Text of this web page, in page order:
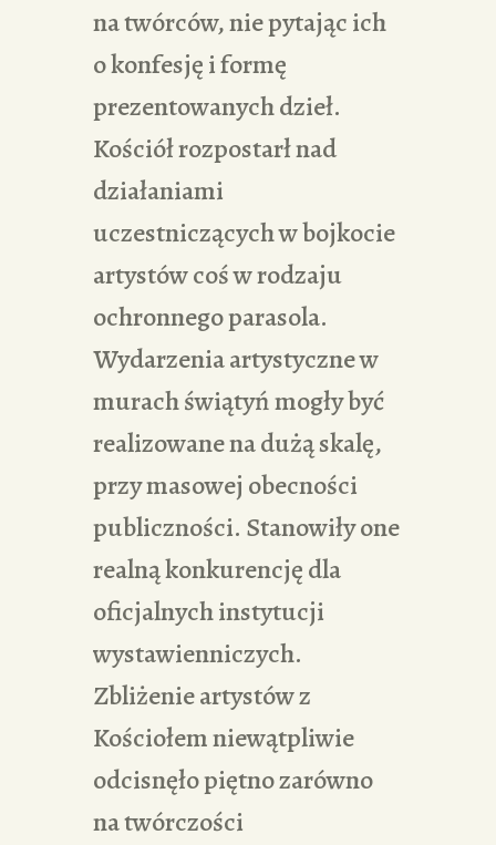
na twórców, nie pytając ich
o konfesję i formę
prezentowanych dzieł.
Kościół rozpostarł nad
działaniami
uczestniczących w bojkocie
artystów coś w rodzaju
ochronnego parasola.
Wydarzenia artystyczne w
murach świątyń mogły być
realizowane na dużą skalę,
przy masowej obecności
publiczności. Stanowiły one
realną konkurencję dla
oficjalnych instytucji
wystawienniczych.
Zbliżenie artystów z
Kościołem niewątpliwie
odcisnęło piętno zarówno
na twórczości